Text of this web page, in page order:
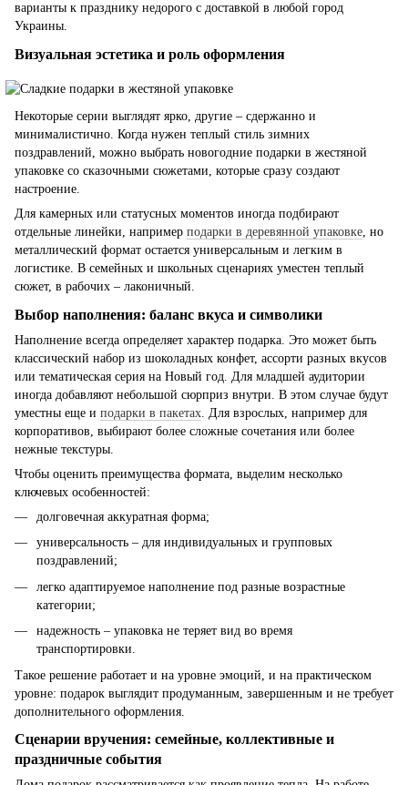
варианты к празднику недорого с доставкой в ​​любой город
Украины.
Визуальная эстетика и роль оформления
Некоторые серии выглядят ярко, другие – сдержанно и
минималистично. Когда нужен теплый стиль зимних
поздравлений, можно выбрать новогодние подарки в жестяной
упаковке со сказочными сюжетами, которые сразу создают
настроение.
Для камерных или статусных моментов иногда подбирают
отдельные линейки, например подарки в деревянной упаковке, но
металлический формат остается универсальным и легким в
логистике. В семейных и школьных сценариях уместен теплый
сюжет, в рабочих – лаконичный.
Выбор наполнения: баланс вкуса и символики
Наполнение всегда определяет характер подарка. Это может быть
классический набор из шоколадных конфет, ассорти разных вкусов
или тематическая серия на Новый год. Для младшей аудитории
иногда добавляют небольшой сюрприз внутри. В этом случае будут
уместны еще и подарки в пакетах . Для взрослых, например для
корпоративов, выбирают более сложные сочетания или более
нежные текстуры.
Чтобы оценить преимущества формата, выделим несколько
ключевых особенностей:
долговечная аккуратная форма;
универсальность – для индивидуальных и групповых
поздравлений;
легко адаптируемое наполнение под разные возрастные
категории;
надежность – упаковка не теряет вид во время
транспортировки.
Такое решение работает и на уровне эмоций, и на практическом
уровне: подарок выглядит продуманным, завершенным и не требует
дополнительного оформления.
Сценарии вручения: семейные, коллективные и
праздничные события